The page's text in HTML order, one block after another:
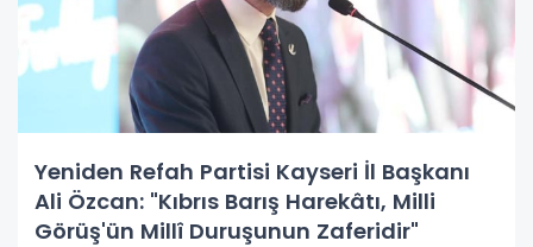
Yeniden Refah Partisi Kayseri İl Başkanı
Ali Özcan: "Kıbrıs Barış Harekâtı, Milli
Görüş'ün Millî Duruşunun Zaferidir"